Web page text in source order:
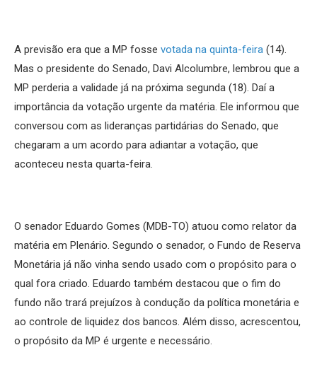
A previsão era que a MP fosse votada na quinta-feira (14).
Mas o presidente do Senado, Davi Alcolumbre, lembrou que a
MP perderia a validade já na próxima segunda (18). Daí a
importância da votação urgente da matéria. Ele informou que
conversou com as lideranças partidárias do Senado, que
chegaram a um acordo para adiantar a votação, que
aconteceu nesta quarta-feira.
O senador Eduardo Gomes (MDB-TO) atuou como relator da
matéria em Plenário. Segundo o senador, o Fundo de Reserva
Monetária já não vinha sendo usado com o propósito para o
qual fora criado. Eduardo também destacou que o fim do
fundo não trará prejuízos à condução da política monetária e
ao controle de liquidez dos bancos. Além disso, acrescentou,
o propósito da MP é urgente e necessário.